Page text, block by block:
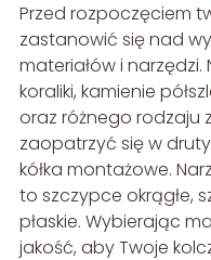
Przed rozpoczęciem
zastanowić się nad
materiałów i
koraliki, kamienie
oraz różnego rodzaju
zaopatrzyć się w druty
kółka montażowe.
to szczypce okrągłe,
płaskie. Wybierając
jakość, aby Twoje